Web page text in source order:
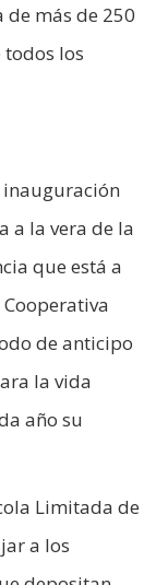
de más de 250
todos los
a la vera de la
que está a
de anticipo
la vida
año su
Limitada de
a los